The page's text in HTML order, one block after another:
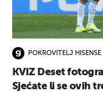
POKROVITELJ HISENSE
KVIZ Deset
Sjećate li se ovih